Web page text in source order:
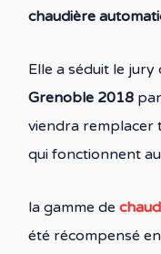
chaudière
Elle a séduit le jury
Grenoble 2018par
viendra remplacer
qui fonctionnent
la gamme de
été récompensé en